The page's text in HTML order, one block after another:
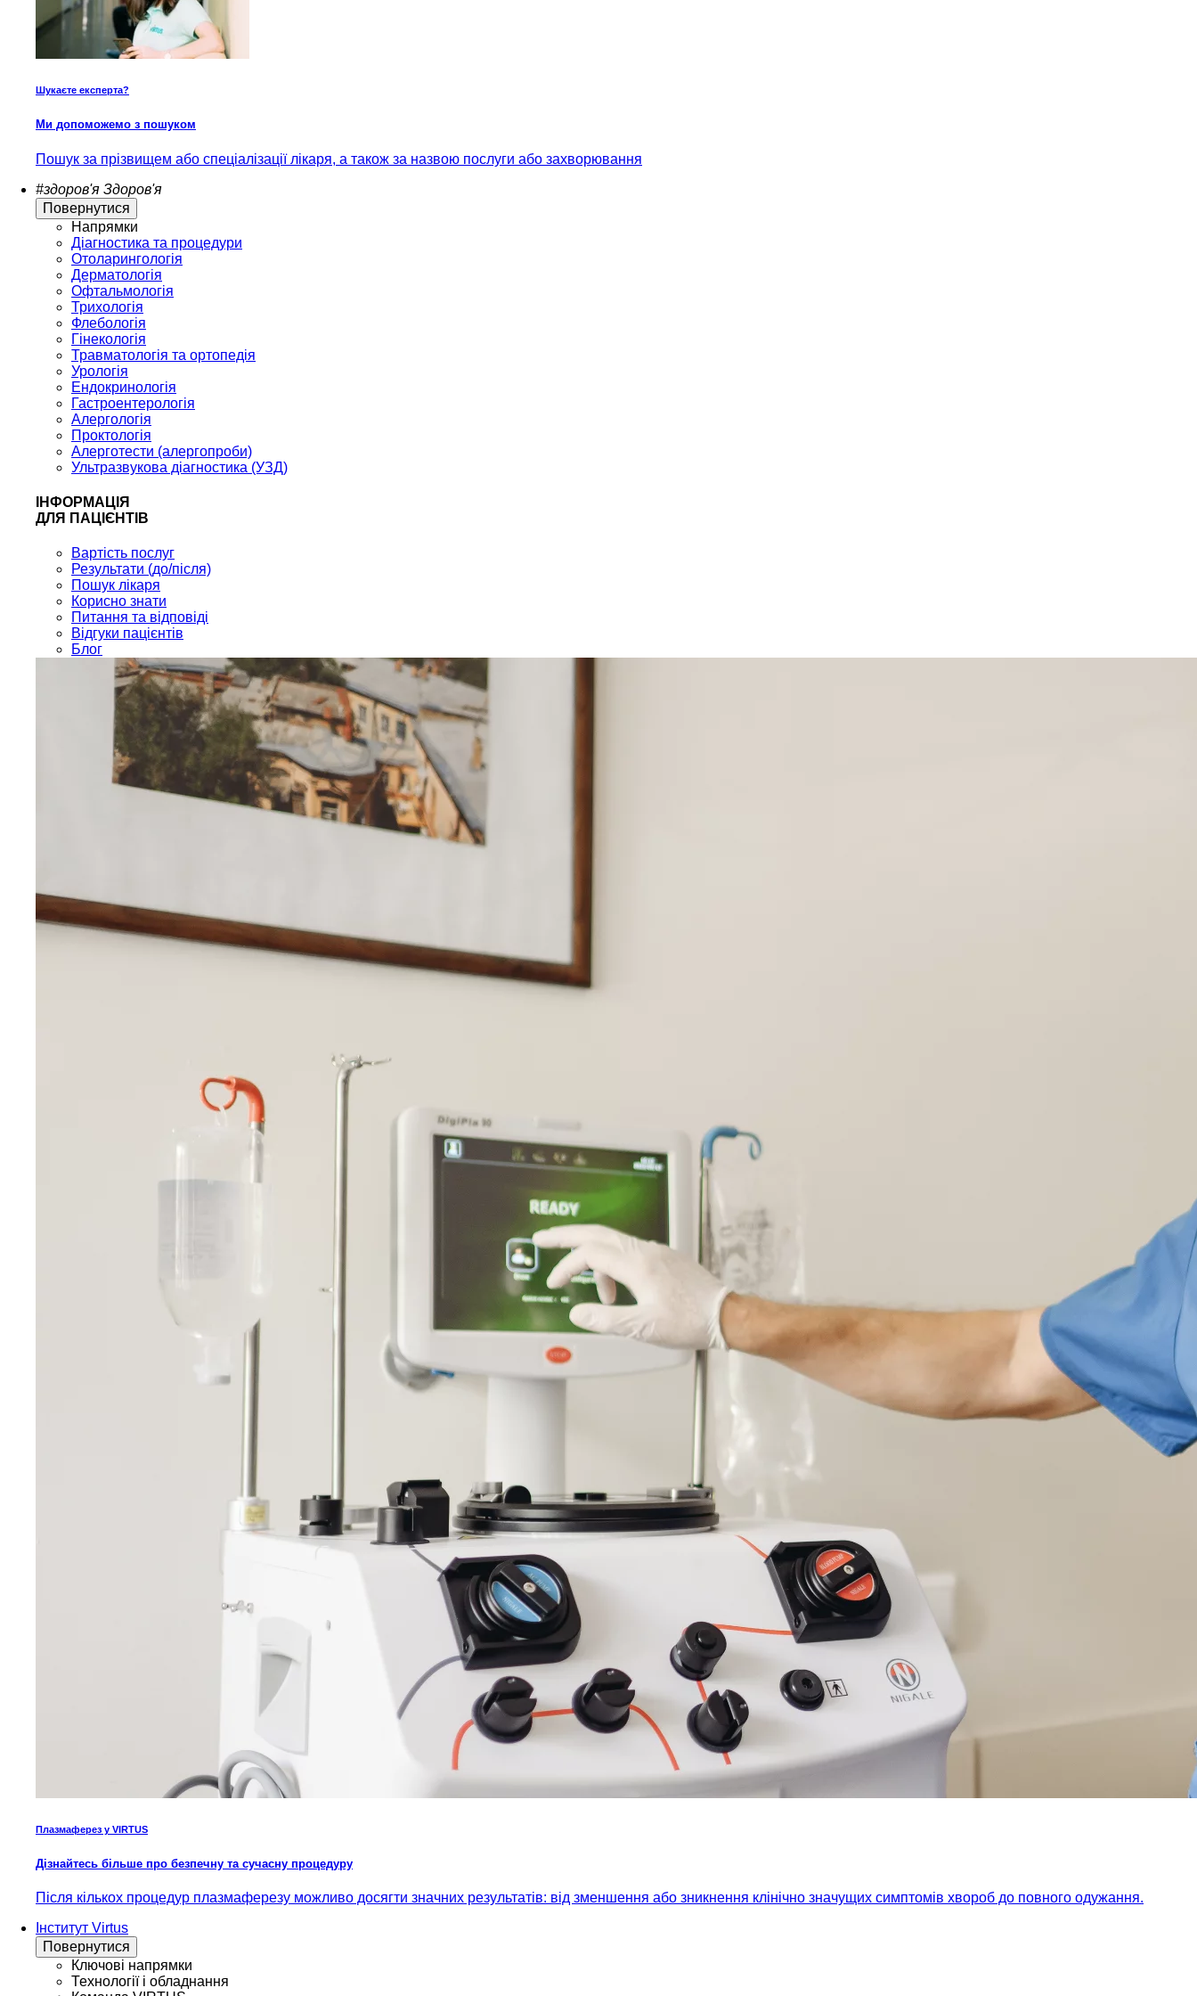
Шукаєте експерта?
Ми допоможемо з пошуком
Пошук за прізвищем або спеціалізації лікаря, а також за назвою послуги або захворювання
#здоров'я Здоров'я
Повернутися
Напрямки
Діагностика та процедури
Отоларингологія
Дерматологія
Офтальмологія
Трихологія
Флебологія
Гінекологія
Травматологія та ортопедія
Урологія
Ендокринологія
Гастроентерологія
Алергологія
Проктологія
Алерготести (алергопроби)
Ультразвукова діагностика (УЗД)
ІНФОРМАЦІЯ
ДЛЯ ПАЦІЄНТІВ
Вартість послуг
Результати (до/після)
Пошук лікаря
Корисно знати
Питання та відповіді
Відгуки пацієнтів
Блог
Плазмаферез у VIRTUS
Дізнайтесь більше про безпечну та сучасну процедуру
Після кількох процедур плазмаферезу можливо досягти значних результатів: від зменшення або зникнення клінічно значущих симптомів хвороб до повного одужання.
Інститут Virtus
Повернутися
Ключові напрямки
Технології і обладнання